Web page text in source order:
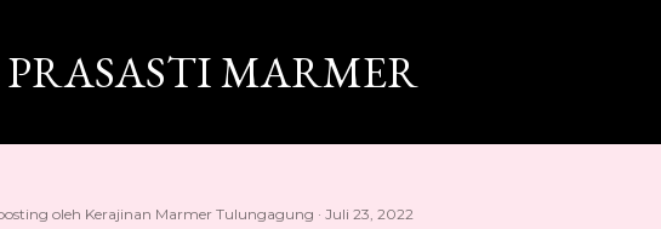
MARMER
oleh Kerajinan Marmer Tulungagung Juli 23, 2022